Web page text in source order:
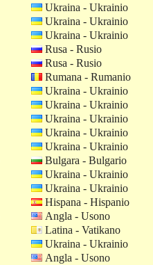
Ukraina - Ukrainio
Ukraina - Ukrainio
Ukraina - Ukrainio
Rusa - Rusio
Rusa - Rusio
Rumana - Rumanio
Ukraina - Ukrainio
Ukraina - Ukrainio
Ukraina - Ukrainio
Ukraina - Ukrainio
Ukraina - Ukrainio
Bulgara - Bulgario
Ukraina - Ukrainio
Ukraina - Ukrainio
Hispana - Hispanio
Angla - Usono
Latina - Vatikano
Ukraina - Ukrainio
Angla - Usono